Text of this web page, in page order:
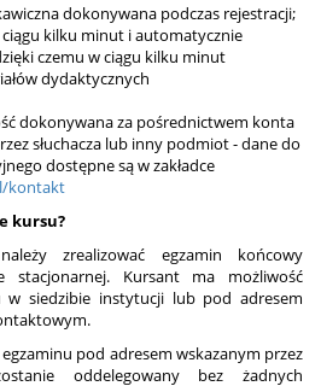
dokonywana podczas rejestracji;
kilku minut i automatycznie
czemu w ciągu kilku minut
dydaktycznych
dokonywana za pośrednictwem konta
słuchacza lub inny podmiot - dane do
dostępne są w zakładce
kontakt
kursu?
zrealizować egzamin końcowy
stacjonarnej. Kursant ma możliwość
w siedzibie instytucji lub pod adresem
pod adresem wskazanym przez
oddelegowany bez żadnych